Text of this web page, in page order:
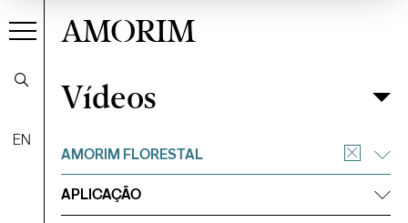
EN
AMORIM
VídeosFiltrar
Vídeos
AMORIM FLORESTAL
APLICAÇÃO